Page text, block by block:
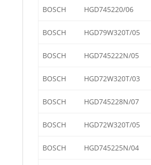
BOSCH HGD745220/06
BOSCH HGD79W320T/05
BOSCH HGD745222N/05
BOSCH HGD72W320T/03
BOSCH HGD745228N/07
BOSCH HGD72W320T/05
BOSCH HGD745225N/04